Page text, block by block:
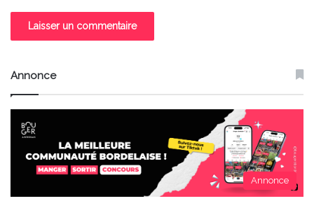
Annonce
Annonce